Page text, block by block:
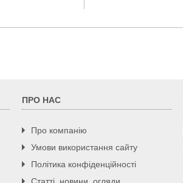
ПРО НАС
Про компанію
Умови використання сайту
Політика конфіденційності